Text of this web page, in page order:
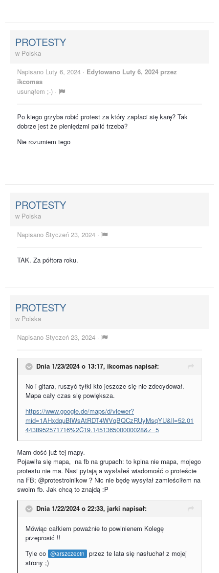
PROTESTY
w Polska
Napisano Luty 6, 2024 · Edytowano Luty 6, 2024 przez
ikcomas
usunąłem ;-) ·
Po kiego grzyba robić protest za który zapłaci się karę? Tak
dobrze jest że pieniędzmi palić trzeba?
Nie rozumiem tego
PROTESTY
w Polska
Napisano Styczeń 23, 2024 ·
TAK. Za półtora roku.
PROTESTY
w Polska
Napisano Styczeń 23, 2024 ·
Dnia 1/23/2024 o 13:17, ikcomas napisał:
No i gitara, ruszyć tyłki kto jeszcze się nie zdecydował.
Mapa cały czas się powiększa.
https://www.google.de/maps/d/viewer?
mid=1AHxdquBlWsAtRDT4WVqBQCzRUyMsqYU&ll=52.01
4438952571716%2C19.145136500000028&z=5
Mam dość już tej mapy.
Pojawiła się mapa, na fb na grupach: to kpina nie mapa, mojego
protestu nie ma. Nasi pytają a wysłałeś wiadomość o proteście
na FB; @protestrolnikow ? Nic nie będę wysyłał zamieściłem na
swoim fb. Jak chcą to znajdą :P
Dnia 1/22/2024 o 22:33, jarki napisał:
Mówiąc całkiem poważnie to powinienem Kolegę
przeprosić !!
Tyle co @arszczecin
przez te lata się nasłuchał z mojej
strony ;)